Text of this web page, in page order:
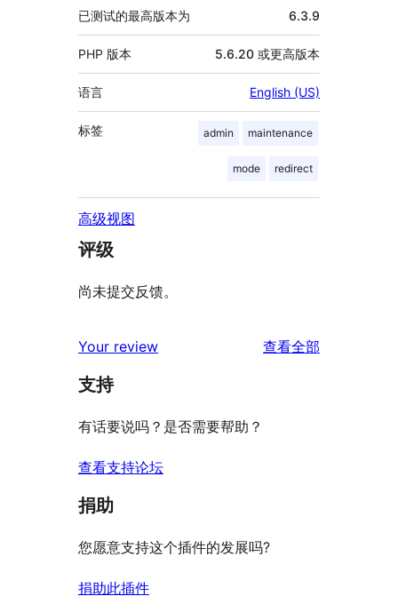
已测试的最高版本为 6.3.9
PHP 版本 5.6.20 或更高版本
语言 English (US)
标签 admin maintenance
mode redirect
高级视图
评级
尚未提交反馈。
Your review 查看全部
支持
有话要说吗？是否需要帮助？
查看支持论坛
捐助
您愿意支持这个插件的发展吗?
捐助此插件